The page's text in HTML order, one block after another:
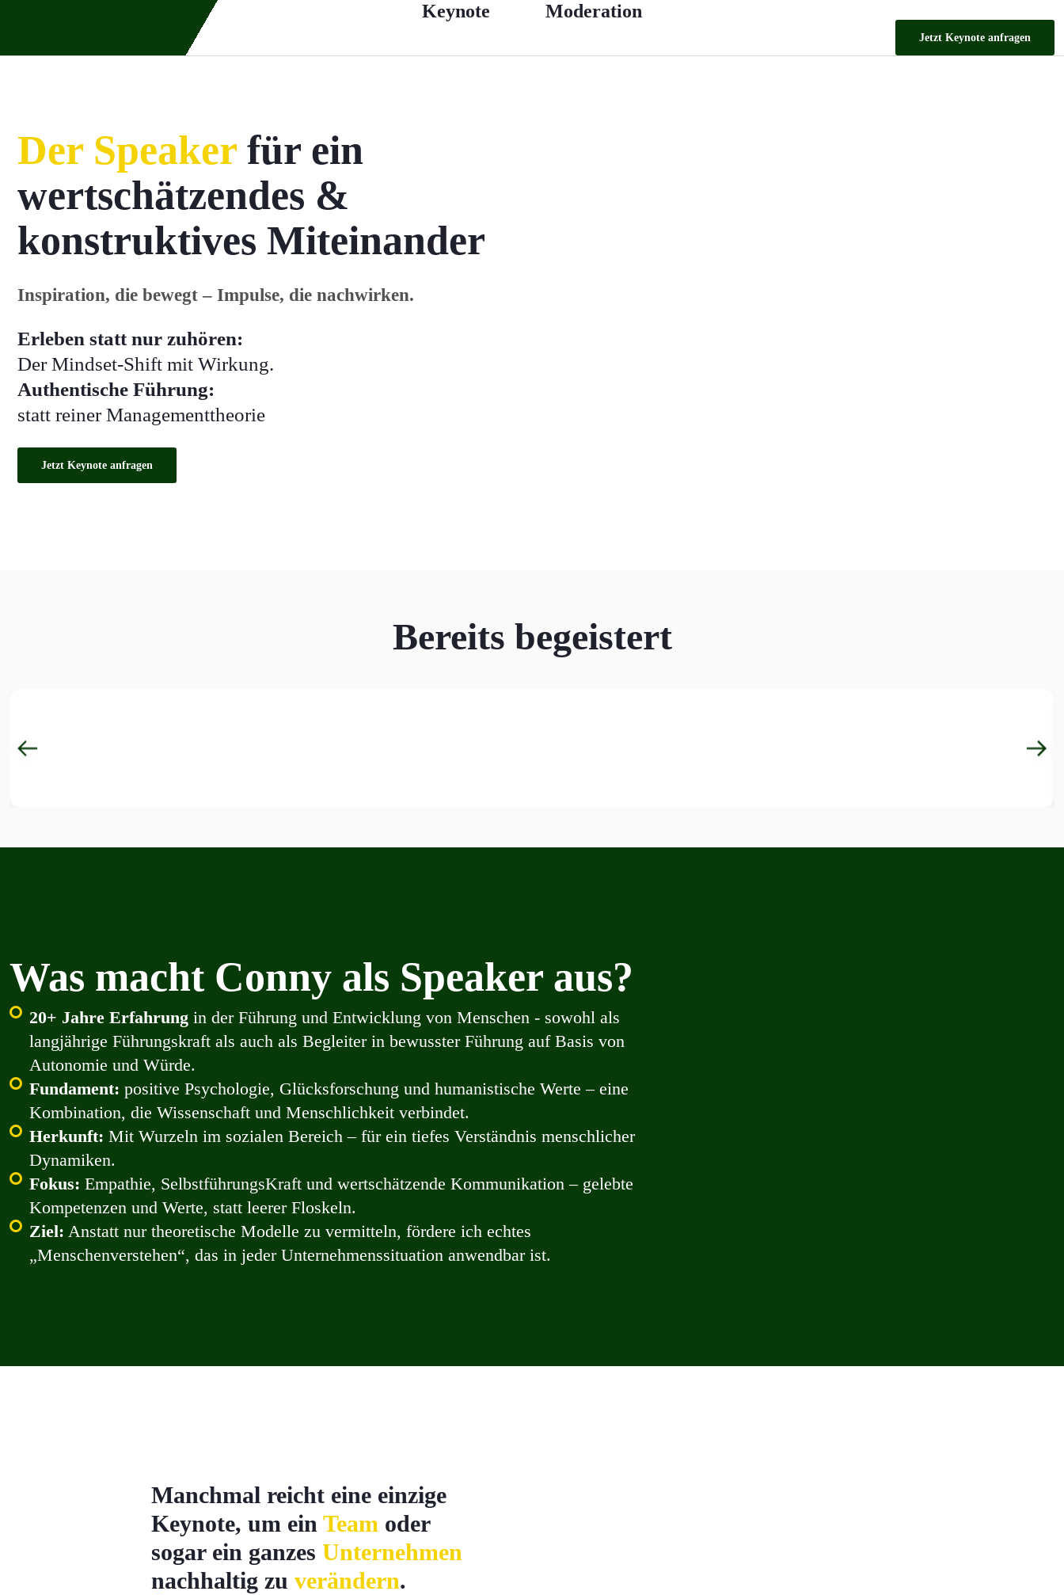
springen
Keynote Moderation
Jetzt Keynote anfragen
Der Speaker für ein
wertschätzendes &
konstruktives Miteinander
Inspiration, die bewegt – Impulse, die nachwirken.
Erleben statt nur zuhören:
Der Mindset-Shift mit Wirkung.
Authentische Fü hrung:
statt reiner Managementtheorie
Jetzt Keynote anfragen
Bereits begeistert
Was macht Conny als Speaker aus?
20+ Jahre Erfahrung in der Führung und Entwicklung von Menschen - sowohl als
langjährige Führungskraft als auch als Begleiter in bewusster Führung auf Basis von
Autonomie und Würde.
Fundament: positive Psychologie, Glücksforschung und humanistische Werte – eine
Kombination, die Wissenschaft und Menschlichkeit verbindet.
Herkunft: Mit Wurzeln im sozialen Bereich – für ein tiefes Verständnis menschlicher
Dynamiken.
Fokus: Empathie, SelbstführungsKraft und wertschätzende Kommunikation – gelebte
Kompetenzen und Werte, statt leerer Floskeln.
Ziel: Anstatt nur theoretische Modelle zu vermitteln, fördere ich echtes
„Menschenverstehen“, das in jeder Unternehmenssituation anwendbar ist.
Manchmal reicht eine einzige
Keynote, um einTeam oder
sogar ein ganzesUnternehmen
nachhaltig zuverändern.